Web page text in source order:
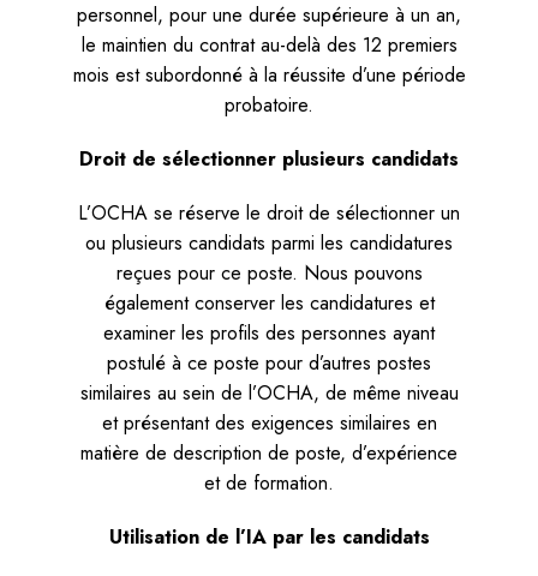
personnel, pour une durée supérieure à un an,
le maintien du contrat au-delà des 12 premiers
mois est subordonné à la réussite d’une période
probatoire.
Droit de sélectionner plusieurs candidats
L’OCHA se réserve le droit de sélectionner un
ou plusieurs candidats parmi les candidatures
reçues pour ce poste. Nous pouvons
également conserver les candidatures et
examiner les profils des personnes ayant
postulé à ce poste pour d’autres postes
similaires au sein de l’OCHA, de même niveau
et présentant des exigences similaires en
matière de description de poste, d’expérience
et de formation.
Utilisation de l’IA par les candidats